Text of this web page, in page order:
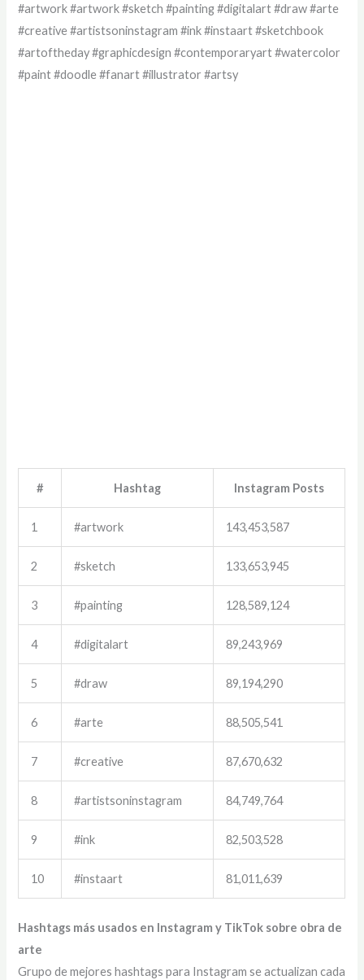
#artwork #artwork #sketch #painting #digitalart #draw #arte
#creative #artistsoninstagram #ink #instaart #sketchbook
#artoftheday #graphicdesign #contemporaryart #watercolor
#paint #doodle #fanart #illustrator #artsy
# Hashtag Instagram Posts
1 #artwork 143,453,587
2 #sketch 133,653,945
3 #painting 128,589,124
4 #digitalart 89,243,969
5 #draw 89,194,290
6 #arte 88,505,541
7 #creative 87,670,632
8 #artistsoninstagram 84,749,764
9 #ink 82,503,528
10 #instaart 81,011,639
Hashtags más usados en Instagram y TikTok sobre obra de
arte
Grupo de mejores hashtags para Instagram se actualizan cada